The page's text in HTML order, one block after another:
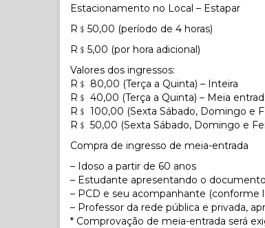
Estacionamento no Local – Estapar
R﹩50,00 (período de 4 horas)
R﹩5,00 (por hora adicional)
Valores dos ingressos:
R﹩ 80,00 (Terça a Quinta) – Inteira
R﹩ 40,00 (Terça a Quinta) – Meia
R﹩ 100,00 (Sexta Sábado, Domingo e
R﹩ 50,00 (Sexta Sábado, Domingo e
Compra de ingresso de meia-entrada
– Idoso a partir de 60 anos
– Estudante apresentando o
– PCD e seu acompanhante (conforme
– Professor da rede pública e privada,
* Comprovação de meia-entrada será